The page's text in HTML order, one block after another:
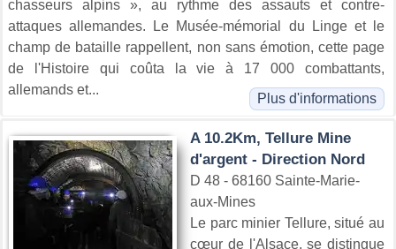
chasseurs alpins », au rythme des assauts et contre-
attaques allemandes. Le Musée-mémorial du Linge et le
champ de bataille rappellent, non sans émotion, cette page
de l'Histoire qui coûta la vie à 17 000 combattants,
allemands et...
Plus d'informations
A 10.2Km, Tellure Mine
d'argent - Direction Nord
D 48 - 68160 Sainte-Marie-
aux-Mines
Le parc minier Tellure, situé au
cœur de l'Alsace, se distingue